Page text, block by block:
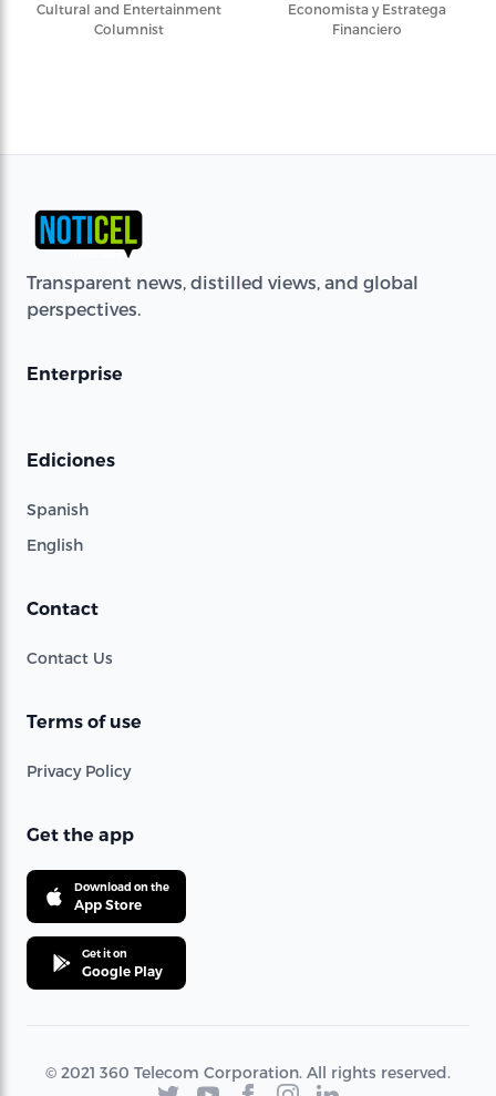
Cultural and Entertainment
Columnist
Economista y Estratega
Financiero
Transparent news, distilled views, and global
perspectives.
Enterprise
Ediciones
Spanish
English
Contact
Contact Us
Terms of use
Privacy Policy
Get the app
Download on the
App Store
Get it on
Google Play
© 2021 360 Telecom Corporation. All rights reserved.